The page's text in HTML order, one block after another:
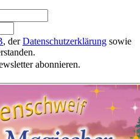
, derDatenschutzerklärung sowie
abonnieren.